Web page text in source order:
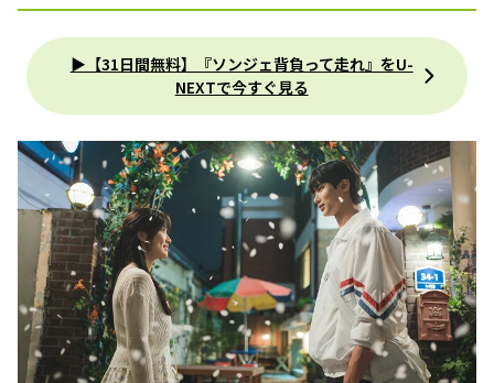
▶︎【31日間無料】『ソンジェ背負って走れ』をU-
NEXTで今すぐ見る